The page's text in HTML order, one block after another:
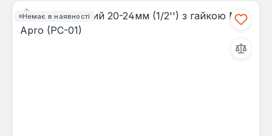
Немає в наявності